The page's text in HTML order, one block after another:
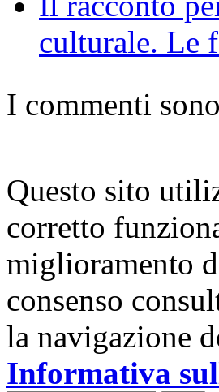
culturale. Le
I commenti
Questo sito
corretto
miglioramento
consenso
la navigazione
Informativa